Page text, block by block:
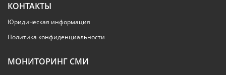
КОНТАКТЫ
Юридическая информация
Политика конфиденциальности
МОНИТОРИНГ СМИ